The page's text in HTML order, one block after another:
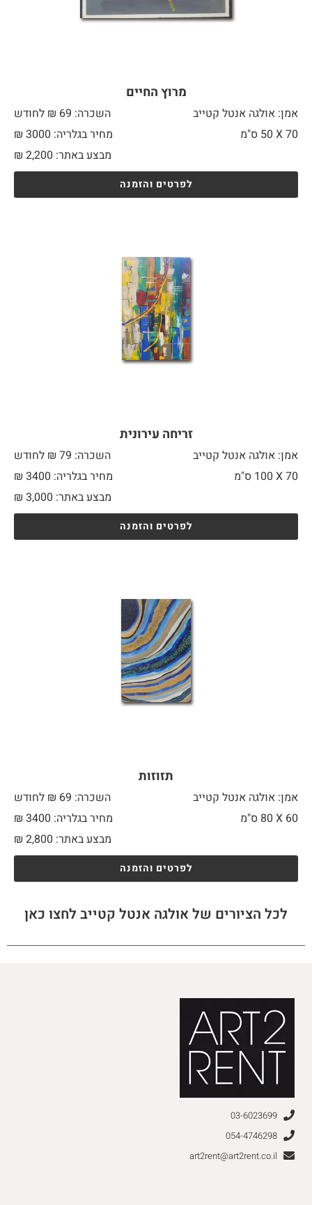
מרוץ החיים
אמן: אולגה אנטל קטייב
השכרה: 69 ₪ לחודש
70 X
מחיר בגלריה: 3000 ₪
מבצע באתר:
₪ 2,200
לפרטים והזמנה
זריחה עירונית
אמן: אולגה אנטל קטייב
השכרה: 79 ₪ לחודש
70 X
מחיר בגלריה: 3400 ₪
מבצע באתר:
₪ 3,000
לפרטים והזמנה
תזוזות
אמן: אולגה אנטל קטייב
השכרה: 69 ₪ לחודש
60 X
מחיר בגלריה: 3400 ₪
מבצע באתר:
₪ 2,800
לפרטים והזמנה
לכל הציורים של אולגה אנטל קטייב לחצו כאן
03-6023699
054-4746298
art2rent@art2rent.co.il